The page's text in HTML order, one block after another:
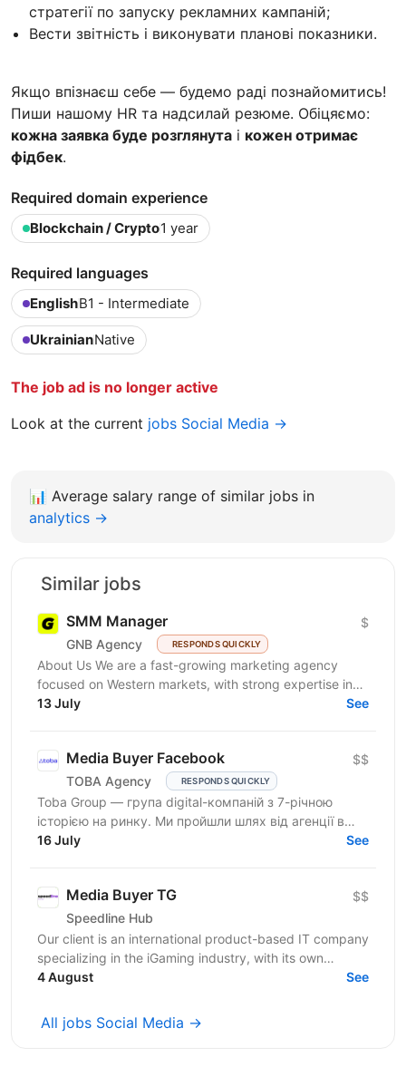
стратегії по запуску рекламних кампаній;
Вести звітність і виконувати планові показники.
Якщо впізнаєш себе — будемо раді познайомитись!
Пиши нашому HR та надсилай резюме. Обіцяємо:
кожна заявка буде розглянута і кожен отримає
фідбек.
Required domain experience
Blockchain / Crypto1 year
Required languages
EnglishB1 - Intermediate
UkrainianNative
The job ad is no longer active
Look at the current jobs Social Media →
📊 Average salary range of similar jobs in
analytics →
Similar jobs
SMM Manager
GNB Agency RESPONDS QUICKLY
$
About Us We are a fast-growing marketing agency
focused on Western markets, with strong expertise in
cryptocurrency, gambling, and betting. We work with...
13 July See
Media Buyer Facebook
TOBA Agency RESPONDS QUICKLY
$$
Toba Group — група digital-компаній з 7-річною
історією на ринку. Ми пройшли шлях від агенції в
Telegram-маркетингу до повноцінної екосистеми:
16 July See
Media Buyer TG
Speedline Hub
$$
Our client is an international product-based IT company
specializing in the iGaming industry, with its own
affiliate program and in-house products in online...
4 August See
All jobs Social Media →